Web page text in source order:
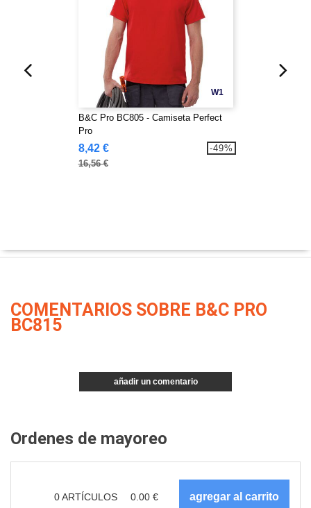
W1
B&C Pro BC805 - Camiseta Perfect
Pro
8,42 €
16,56 €
-49%
COMENTARIOS SOBRE B&C PRO
BC815
añadir un comentario
Ordenes de mayoreo
0ARTÍCULOS 0.00 €